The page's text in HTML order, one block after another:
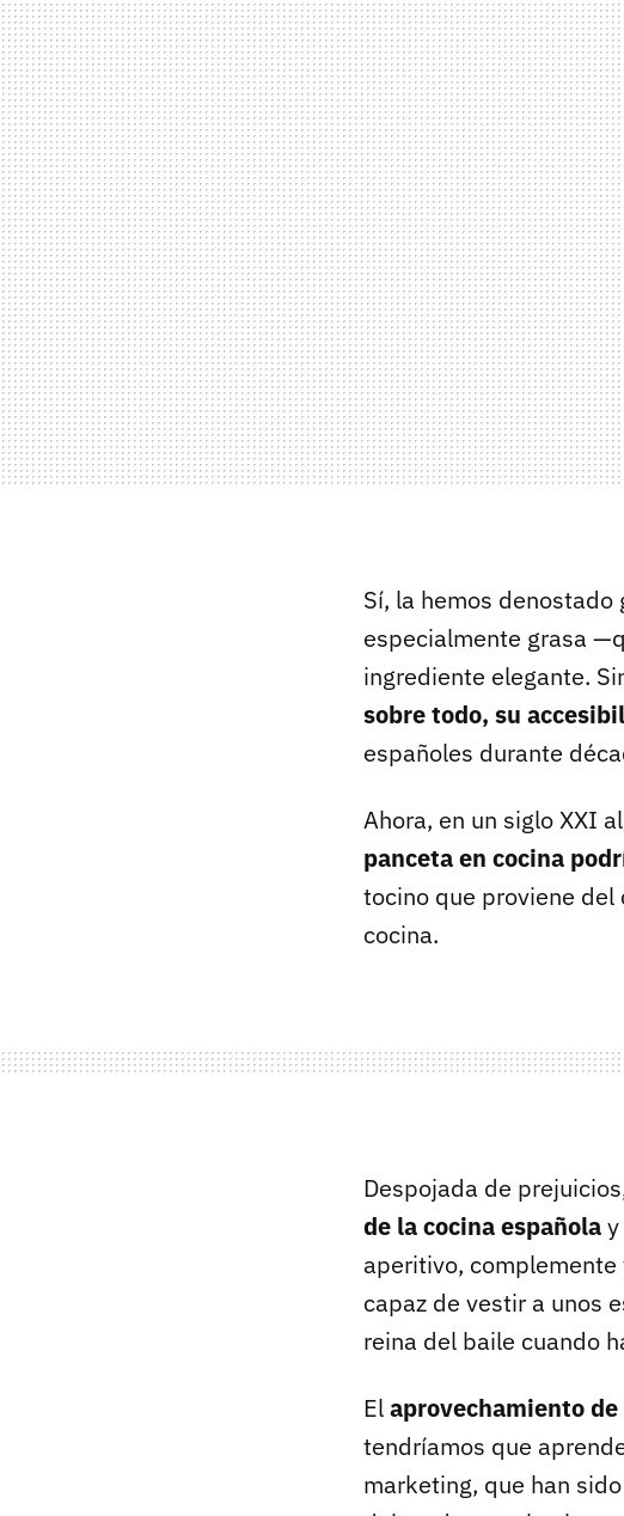
Sí, la hemos
especialmente grasa
ingrediente elegante.
sobre todo, su
españoles durante
Ahora, en un siglo XXI
panceta en cocina
tocino que proviene del
cocina.
Despojada de
de la cocina española
aperitivo,
capaz de vestir a unos
reina del baile cuando
Elaprovechamiento
tendríamos que
marketing, que han